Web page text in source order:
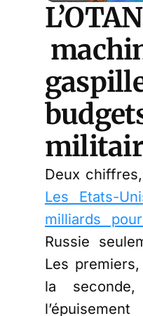
Deux
Les Etats-
milliards
Russie
Les
la seconde,